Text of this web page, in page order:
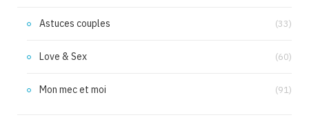
Astuces couples (33)
Love & Sex (60)
Mon mec et moi (91)